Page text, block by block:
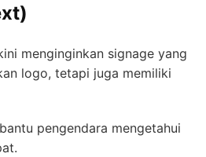
menginginkan signage yang
logo, tetapi juga memiliki
pengendara mengetahui